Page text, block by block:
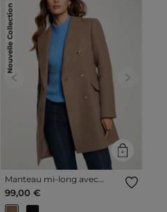
Nouvelle Collection
Previous Next
Manteau mi-long avec
boutons taupe femme
99,00 €